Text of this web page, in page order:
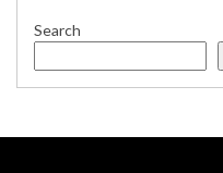
Search